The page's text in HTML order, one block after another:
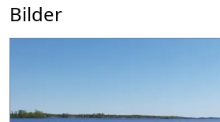
Bilder